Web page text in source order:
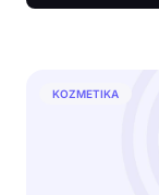
KOZMETIKA